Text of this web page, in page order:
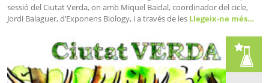
sessió del Ciutat Verda, on amb Miquel Baidal, coordinador del cicle,
Jordi Balaguer, d’Exponens Biology, i a través de les Llegeix-ne més…